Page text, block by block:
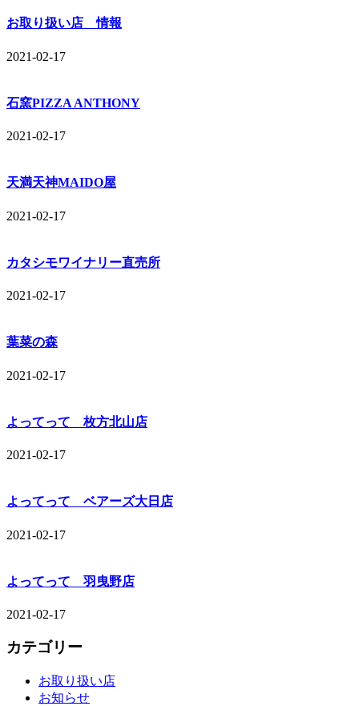
お取り扱い店 情報
2021-02-17
石窯PIZZA ANTHONY
2021-02-17
天満天神MAIDO屋
2021-02-17
カタシモワイナリー直売所
2021-02-17
葉菜の森
2021-02-17
よってって 枚方北山店
2021-02-17
よってって ベアーズ大日店
2021-02-17
よってって 羽曳野店
2021-02-17
カテゴリー
お取り扱い店
お知らせ